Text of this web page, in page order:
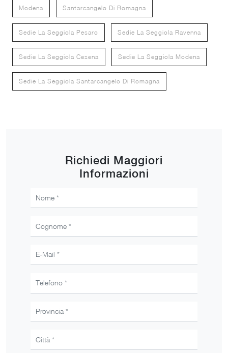
Modena Santarcangelo Di Romagna
Sedie La Seggiola Pesaro Sedie La Seggiola Ravenna
Sedie La Seggiola Cesena Sedie La Seggiola Modena
Sedie La Seggiola Santarcangelo Di Romagna
Richiedi Maggiori
Informazioni